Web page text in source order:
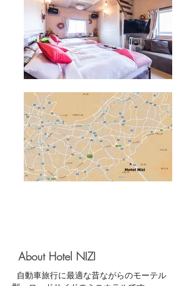
用)+(子供料金2人目=大人料金
3000円)＝6000円 [Quad Room] *
実際は上のDoubleよりも少々値段
が上になります。 例：大人2名
+子供3名なら (大人料金3000円x2
名)+(子供2名無料=ベッド２台利
用)+(子供料金3人目=大人料金
3000円)＝9000円 [Quad Room]
例：大人2名+子供4名なら (大人料
金3000円x2名)+(子供2名無料=ベ
ッド２台利用)+(子供3-4人目=大人
料金3000円x2名)＝12000円
[Quad Room のMax定員 6名] *消
About Hotel NIZI
自動車旅行に最適な昔ながらのモーテル